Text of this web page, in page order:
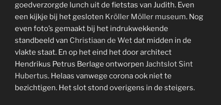
goedverzorgde lunch uit de fietstas van Judith. Even
een kijkje bij het gesloten Kröller Möller museum. Nog
even foto’s gemaakt bij het indrukwekkende
standbeeld van Christiaan de Wetdat midden in de
vlakte staat. En op het eind het door architect
Hendrikus Petrus Berlage ontworpen Jachtslot Sint
Hubertus. Helaas vanwege corona ook niet te
bezichtigen. Het slot stond overigens in de steigers.